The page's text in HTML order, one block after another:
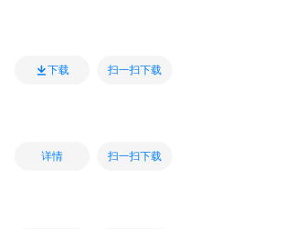
下载 扫一扫下载
详情 扫一扫下载